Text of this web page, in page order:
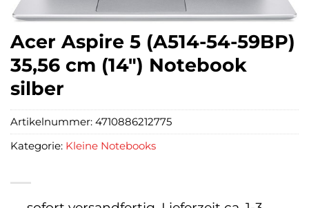
Acer Aspire 5 (A514-54-59BP)
35,56 cm (14″) Notebook
silber
Artikelnummer: 4710886212775
Kategorie: Kleine Notebooks